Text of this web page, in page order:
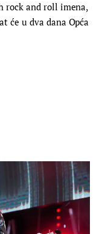
rock and roll imena,
će u dva dana Opća